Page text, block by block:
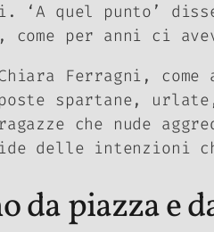
‘A quel punto’
per anni ci
Ferragni,
spartane,
che nude
delle intenzioni
da piazza e